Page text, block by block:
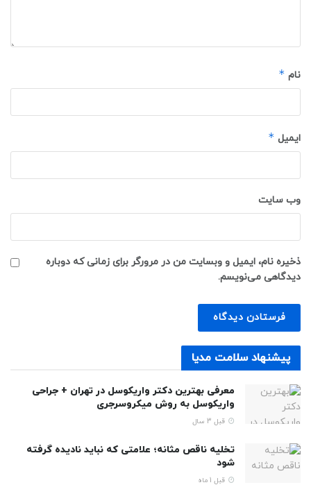
نام *
ایمیل *
وب‌ سایت
ذخیره نام، ایمیل و وبسایت من در مرورگر برای زمانی که دوباره
دیدگاهی می‌نویسم.
پیشنهاد سلامت مدیا
معرفی بهترین دکتر واریکوسل در تهران + جراحی
واريكوسل به روش ميكروسرجری
قبل 3 سال
تخلیه ناقص مثانه؛ علامتی که نباید نادیده گرفته
شود
قبل 1 ماه